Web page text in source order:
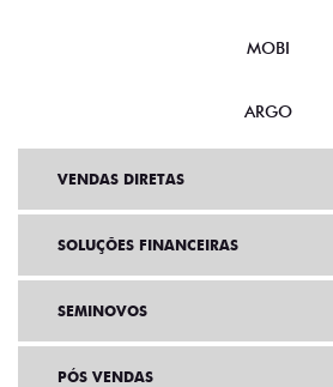
MOBI
ARGO
VENDAS DIRETAS
SOLUÇÕES FINANCEIRAS
SEMINOVOS
PÓS VENDAS